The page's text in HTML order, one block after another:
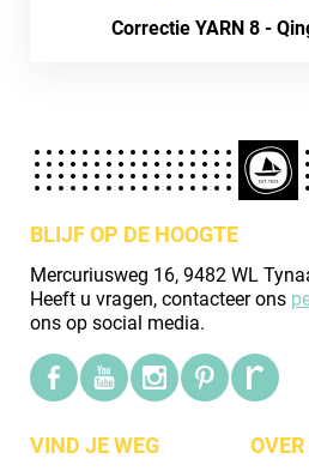
Correctie YARN 8 -
BLIJF OP DE HOOGTE
Mercuriusweg 16, 9482 WL
Heeft u vragen, contacteer ons
ons op social media.
VIND JE WEG